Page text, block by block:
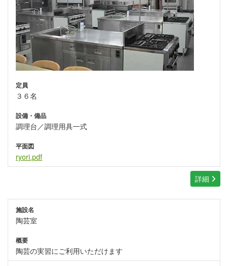
定員
３６名
設備・備品
調理台／調理用具一式
平面図
ryori.pdf
詳細
施設名
陶芸室
概要
陶芸の実習にご利用いただけます